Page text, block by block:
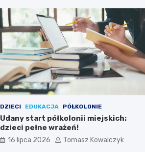
DZIECI EDUKACJA PÓŁKOLONIE
Udany start półkolonii miejskich:
dzieci pełne wrażeń!
16 lipca 2026 Tomasz Kowalczyk